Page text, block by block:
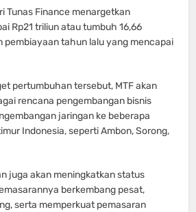
Tunas Finance menargetkan
Rp21 triliun atau tumbuh 16,66
pembiayaan tahun lalu yang mencapai
pertumbuhan tersebut, MTF akan
rencana pengembangan bisnis
jaringan ke beberapa
Indonesia, seperti Ambon, Sorong,
juga akan meningkatkan status
berkembang pesat,
serta memperkuat pemasaran